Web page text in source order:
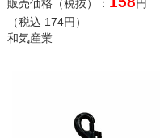
販売価格（税抜）：
円
（税込 174円）
和気産業